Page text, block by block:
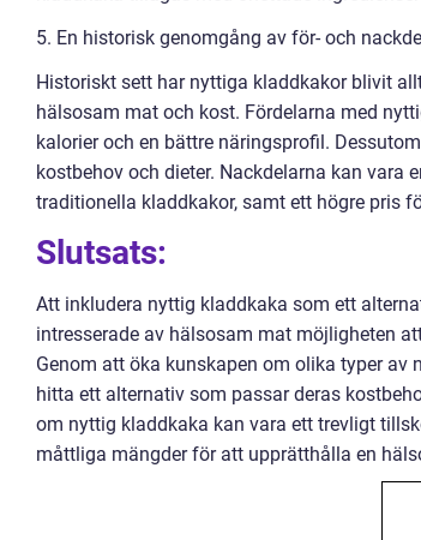
5. En historisk genomgång av för- och
Historiskt sett har nyttiga kladdkakor blivit
hälsosam mat och kost. Fördelarna med
kalorier och en bättre näringsprofil.
kostbehov och dieter. Nackdelarna kan vara
traditionella kladdkakor, samt ett högre pris
Slutsats:
Att inkludera nyttig kladdkaka som ett
intresserade av hälsosam mat möjligheten
Genom att öka kunskapen om olika typer
hitta ett alternativ som passar deras
om nyttig kladdkaka kan vara ett trevligt
måttliga mängder för att upprätthålla en